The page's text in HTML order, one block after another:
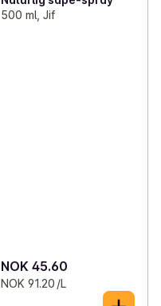
500 ml, Jif
NOK 45.60
NOK 91.20 /L